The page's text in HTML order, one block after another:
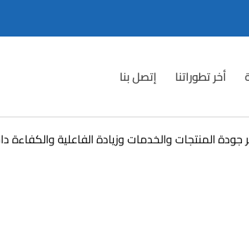
أخر تطوراتنا إتصل بنا
جودة المنتجات والخدمات وزيادة الفاعلية